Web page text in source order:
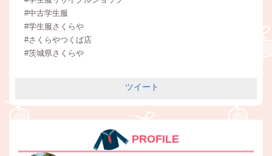
#中古学生服
#学生服さくらや
#さくらやつくば店
#茨城県さくらや
ツイート
PROFILE